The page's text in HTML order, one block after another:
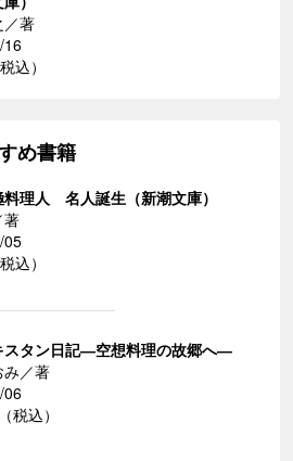
／著
16
込）
め書籍
料理人 名人誕生（新潮文庫）
著
05
込）
スタン日記―空想料理の故郷へ―
／著
06
税込）